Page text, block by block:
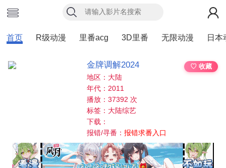
首页 R级动漫 里番acg 3D里番 无限动漫 日本
金牌调解2024
♡ 收藏
地区：大陆
年代：2011
播放：37392 次
标签：大陆综艺
下载：
报错/寻番：报错求番入口